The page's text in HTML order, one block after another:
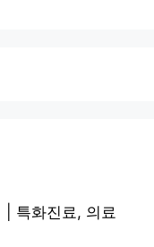
| 특화진료, 의료